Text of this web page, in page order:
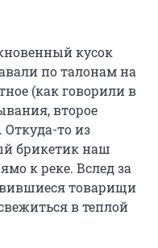
кусок
по талонам на
(как говорили в
второе
Откуда-то из
брикетик наш
к реке. Вслед за
товарищи
в теплой